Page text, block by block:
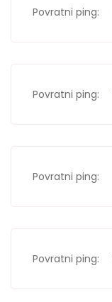
Povratni ping:
Povratni ping:
Povratni ping:
Povratni ping: